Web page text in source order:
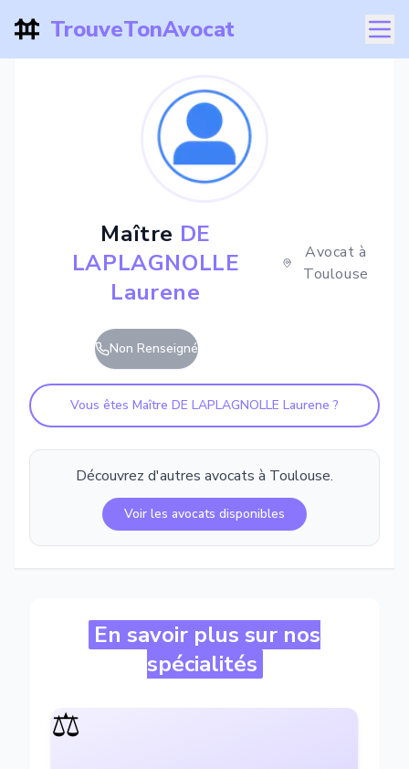
TrouveTonAvocat
Maître DE
LAPLAGNOLLE
Laurene
Avocat à
Toulouse
Non Renseigné
Vous êtes Maître DE LAPLAGNOLLE Laurene ?
Découvrez d'autres avocats à Toulouse.
Voir les avocats disponibles
En savoir plus sur nos
spécialités
⚖️